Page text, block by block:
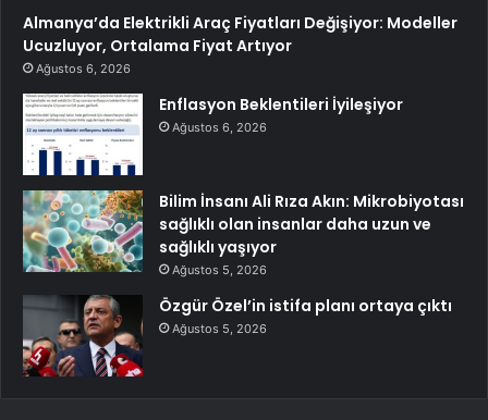
Almanya’da Elektrikli Araç Fiyatları Değişiyor: Modeller
Ucuzluyor, Ortalama Fiyat Artıyor
Ağustos 6, 2026
Enflasyon Beklentileri İyileşiyor
Ağustos 6, 2026
Bilim İnsanı Ali Rıza Akın: Mikrobiyotası
sağlıklı olan insanlar daha uzun ve
sağlıklı yaşıyor
Ağustos 5, 2026
Özgür Özel’in istifa planı ortaya çıktı
Ağustos 5, 2026